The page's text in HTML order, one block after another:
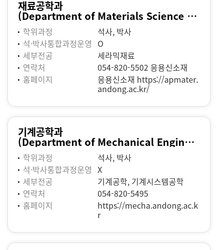
재료공학과
(Department of Materials Science and Engeneering)
학위과정
석사, 박사
석·박사통합과정운영 O
세부전공
세라믹재료
연락처
054-820-5502 응용신소재
홈페이지
응용신소재 https://apmater.
andong.ac.kr/
기계공학과
(Department of Mechanical Engineering)
학위과정
석사, 박사
석·박사통합과정운영 X
세부전공
기계공학, 기계시스템공학
연락처
054-820-5495
홈페이지
https://mecha.andong.ac.k
r